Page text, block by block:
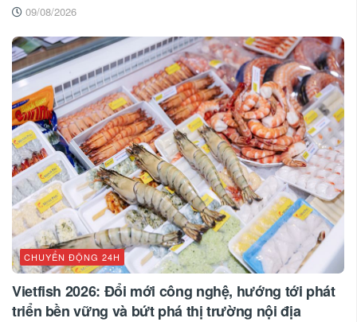
09/08/2026
CHUYỂN ĐỘNG 24H
Vietfish 2026: Đổi mới công nghệ, hướng tới phát
triển bền vững và bứt phá thị trường nội địa